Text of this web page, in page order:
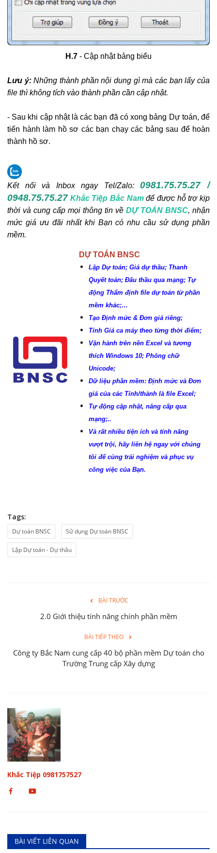
​H.7 - Cập nhật bảng biểu
Lưu ý:Những thành phần nội dung gì mà các bạn lấy của
file thì không tích vào thành phần cần cập nhật.
- Sau khi cập nhật là các bạn đã có xong bảng Dự toán, để
tiến hành làm hồ sơ các bạn chạy các bảng sau để hoàn
thành hồ sơ.
Kết nối và Inbox ngay Tel/Zalo:0981.75.75.27 /
0948.75.75.27 Khắc Tiệp Bắc Namđể được hỗ trợ kịp
thời và cung cấp mọi thông tin về DỰ TOÁN BNSC, nhận
mức giá ưu đãi nhất khi Bạn có nhu cầu sử dụng phần
mềm.
DỰ TOÁN BNSC
Lập Dự toán; Giá dự thầu; Thanh
Quyết toán; Đấu thầu qua mạng; Tự
động Thẩm định file dự toán từ phần
mềm khác;…
Tạo Định mức & Đơn giá riêng;
Tính Giá ca máy theo từng thời điểm;
Vận hành trên nền Excel và tương
thích Windows 10; Phông chữ
Unicode;
Dữ liệu phần mềm: Định mức và Đơn
giá của các Tỉnh/thành là file Excel;
Tự động cập nhật, nâng cấp qua
mạng;..
Và rất nhiều tiện ích và tính năng
vượt trội, hãy liên hệ ngay với chúng
tôi để cùng trải nghiệm và phục vụ
công việc của Bạn.
Tags:
Dự toán BNSC Sử dụng Dự toán BNSC
Lập Dự toán - Dự thầu
BÀI TRƯỚC
2.0 Giới thiệu tính năng chính phần mềm
BÀI TIẾP THEO
Công ty Bắc Nam cung cấp 40 bộ phần mềm Dự toán cho
Trường Trung cấp Xây dựng
Khắc Tiệp 0981757527
BÀI VIẾT LIÊN QUAN